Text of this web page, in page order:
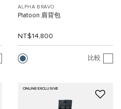
ALPHA BRAVO
Platoon 肩背包
NT$14,800
比較
ONLINE EXCLUSIVE